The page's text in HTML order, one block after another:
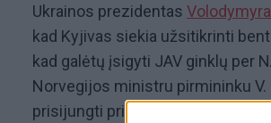
Ukrainos prezidentas
kad Kyjivas siekia užsitikrinti
kad galėtų įsigyti JAV ginklų per
Norvegijos ministru pirmininku
prisijungti prie iniciatyvos ir